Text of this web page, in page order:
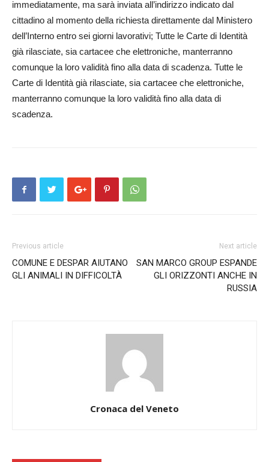
immediatamente, ma sarà inviata all’indirizzo indicato dal
cittadino al momento della richiesta direttamente dal Ministero
dell’Interno entro sei giorni lavorativi; Tutte le Carte di Identità
già rilasciate, sia cartacee che elettroniche, manterranno
comunque la loro validità fino alla data di scadenza. Tutte le
Carte di Identità già rilasciate, sia cartacee che elettroniche,
manterranno comunque la loro validità fino alla data di
scadenza.
Previous article
COMUNE E DESPAR AIUTANO
GLI ANIMALI IN DIFFICOLTÀ
Next article
SAN MARCO GROUP ESPANDE
GLI ORIZZONTI ANCHE IN
RUSSIA
Cronaca del Veneto